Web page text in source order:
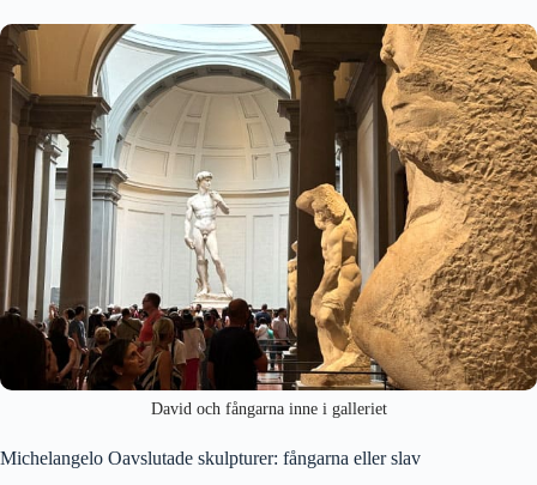
David och fångarna inne i galleriet
Michelangelo Oavslutade skulpturer: fångarna eller slav